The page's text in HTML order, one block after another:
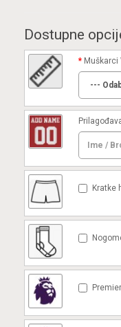
Dostupne
Muškarci
Kratke